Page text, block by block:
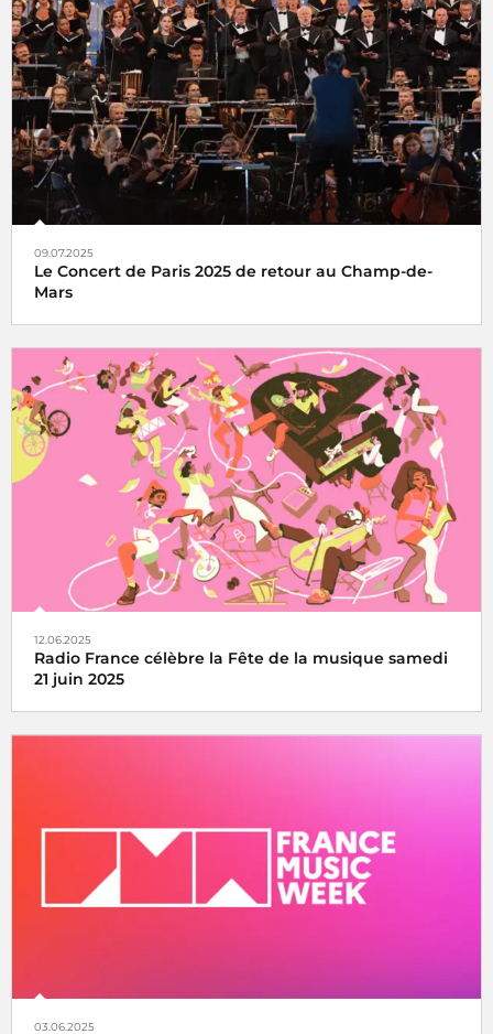
l'Hyper Weekend Festival vous donne rendez-vous à la
Maison de la Radio et de la Musique les 23, 24 et 25 janvier
2026
09.07.2025
Le Concert de Paris 2025 de retour au Champ-de-
Mars
Le Concert de Paris du 14 juillet revient au pied de la Tour
Eiffel toujours en direct sur France Inter, France 2 et dans
le monde entier
12.06.2025
Radio France célèbre la Fête de la musique samedi
21 juin 2025
03.06.2025